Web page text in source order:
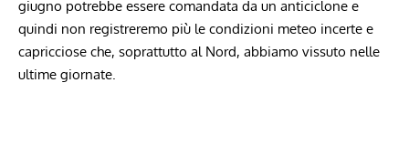
giugno potrebbe essere comandata da un anticiclone e
quindi non registreremo più le condizioni meteo incerte e
capricciose che, soprattutto al Nord, abbiamo vissuto nelle
ultime giornate.